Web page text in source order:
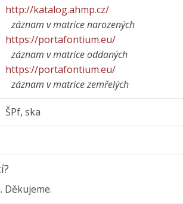
http://katalog.ahmp.cz/
záznam v matrice narozených
https://portafontium.eu/
záznam v matrice oddaných
https://portafontium.eu/
záznam v matrice zemřelých
ŠPf, ska
Děkujeme.